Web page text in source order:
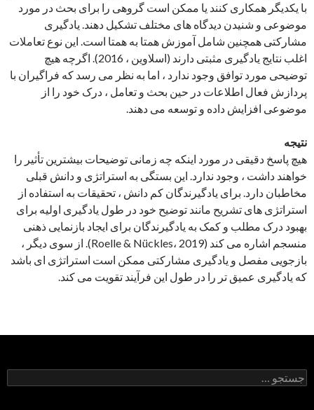
با یکدیگر همکاری کنند یا ممکن است گروهی را برای بحث در مورد
موضوعی و شنیدن دیدگاه های مختلف تشکیل دهند. یادگیری
مشارکتی همچنین شامل آموزش همتا به همتا است. این نوع تعاملات
اغلب نتایج یادگیری مثبتی دارند (اسلاوین ، 2016). اگرچه هیچ
توضیحی مورد توافق وجود ندارد ، اما به نظر می رسد که فراگیران با
پردازش فعال اطلاعات در حین بحث و تعامل ، درک خود را از
موضوعی افزایش داده و توسعه می دهند.
نتیجه
هیچ پاسخ دقیقی در مورد اینکه چه زمانی توضیحات بیشترین تأثیر را
خواهند داشت ، وجود ندارد. این بستگی به استراتژی و دانش قبلی
مخاطبان دارد. برای یادگیرندگان کم دانش ، تحقیقات به استفاده از
استراتژی های تشریح مانند توضیح خود در طول یادگیری اولیه برای
بهبود درک مطلب و کمک به یادگیرندگان برای ایجاد بازنمایی ذهنی
منسجم اشاره می کند (Roelle & Nückles، 2019). از سوی دیگر ،
بازجویی مفصل و یادگیری مشارکتی ممکن است استراتژی ای باشد
که یادگیری عمیق تر را در طول این فرآیند تقویت می کند.
جستجو
برای: